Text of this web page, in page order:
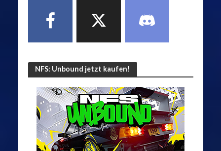
NFS: Unbound jetzt kaufen!